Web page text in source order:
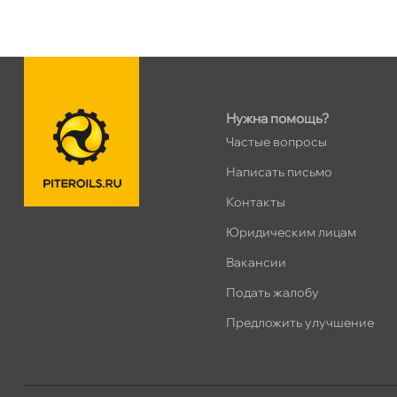
пр.Науки 10к1 (2 этаж)
ПН–ВС
Ленинский пр. 92 к.1
0 шт
Нужна помощь?
Частые вопросы
Написать письмо
Контакты
Юридическим лицам
акансии
Подать жалобу
Предложить улучшение